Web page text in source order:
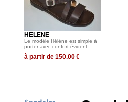
HELENE
Le modèle Hélène est simple à
porter avec confort évident
à partir de 150.00 €